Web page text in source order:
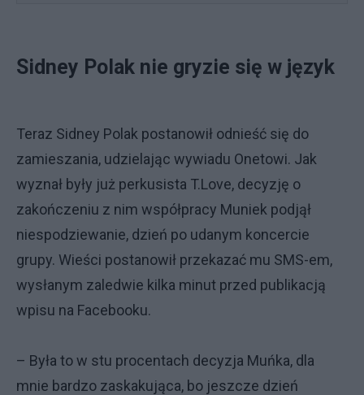
Sidney Polak nie gryzie się w język
Teraz Sidney Polak postanowił odnieść się do
zamieszania, udzielając wywiadu Onetowi. Jak
wyznał były już perkusista T.Love, decyzję o
zakończeniu z nim współpracy Muniek podjął
niespodziewanie, dzień po udanym koncercie
grupy. Wieści postanowił przekazać mu SMS-em,
wysłanym zaledwie kilka minut przed publikacją
wpisu na Facebooku.
– Była to w stu procentach decyzja Muńka, dla
mnie bardzo zaskakująca, bo jeszcze dzień